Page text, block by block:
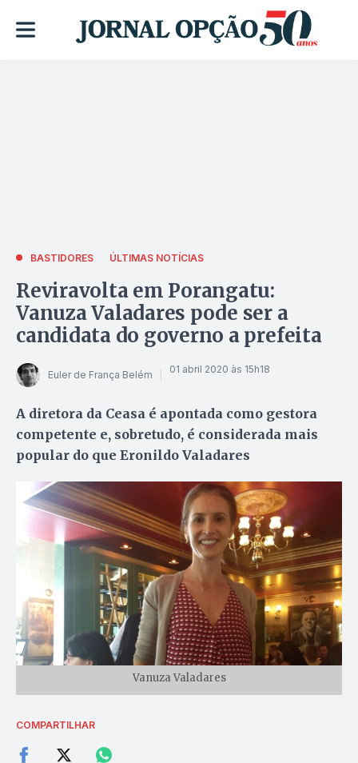
BASTIDORES ÚLTIMAS NOTÍCIAS
Reviravolta em Porangatu:
Vanuza Valadares pode ser a
candidata do governo a prefeita
Euler de França Belém 01 abril 2020 às 15h18
A diretora da Ceasa é apontada como gestora
competente e, sobretudo, é considerada mais
popular do que Eronildo Valadares
Vanuza Valadares
COMPARTILHAR